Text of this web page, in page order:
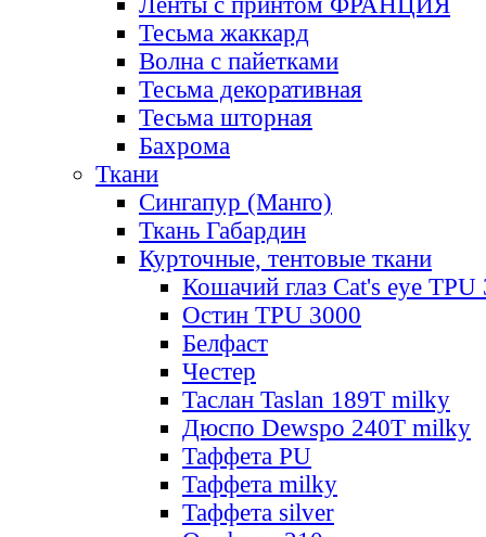
Тесьма жаккард
Волна с пайетками
Тесьма декоративная
Тесьма шторная
Бахрома
Ткани
Сингапур (Манго)
Ткань Габардин
Курточные, тентовые ткани
Кошачий глаз Cat's eye TPU
Остин TPU 3000
Белфаст
Честер
Таслан Taslan 189T milky
Дюспо Dewspo 240T milky
Таффета PU
Таффета milky
Таффета silver